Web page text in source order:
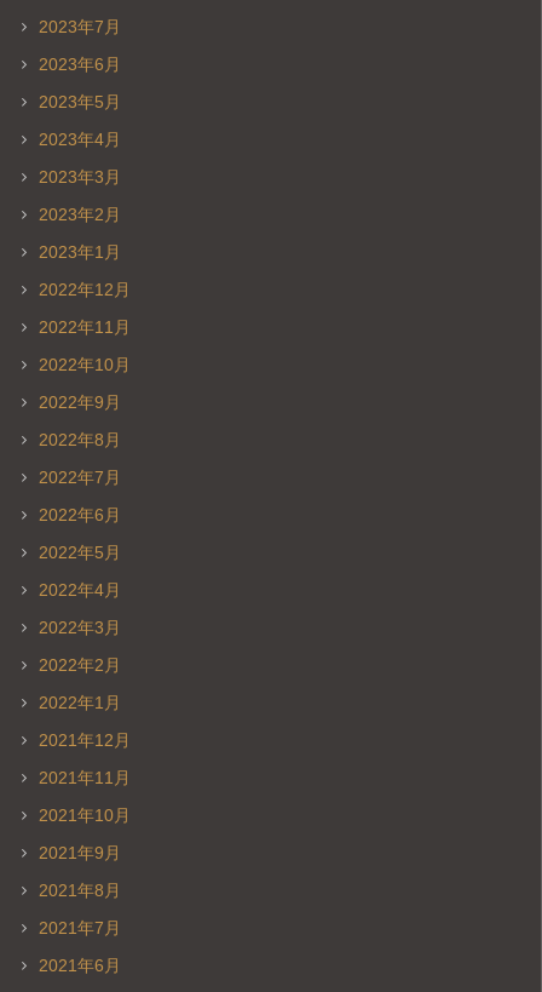
2023年7月
2023年6月
2023年5月
2023年4月
2023年3月
2023年2月
2023年1月
2022年12月
2022年11月
2022年10月
2022年9月
2022年8月
2022年7月
2022年6月
2022年5月
2022年4月
2022年3月
2022年2月
2022年1月
2021年12月
2021年11月
2021年10月
2021年9月
2021年8月
2021年7月
2021年6月